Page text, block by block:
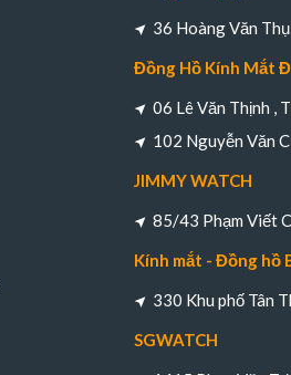
36 Hoàng Văn
Đồng Hồ Kính Mắt
06 Lê Văn Thịnh ,
102 Nguyễn Văn
JIMMY WATCH
85/43 Phạm Viết
Kính mắt - Đồng hồ
330 Khu phố Tân
SGWATCH